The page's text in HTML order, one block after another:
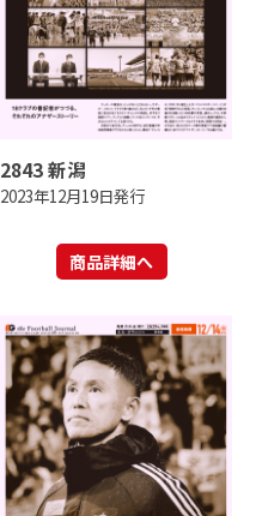
2843 新潟
2023年12月19日発行
商品詳細へ